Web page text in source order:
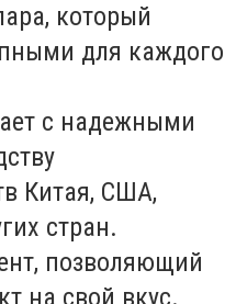
который
для каждого
с надежными
Китая, США,
стран.
позволяющий
на свой вкус.